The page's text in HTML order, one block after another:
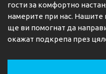
гости за комфортно
намерите при нас.
ще ви помогнат да
окажат подкрепа през